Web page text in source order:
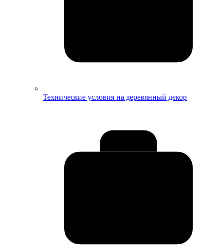
Технические условия на деревянный декор